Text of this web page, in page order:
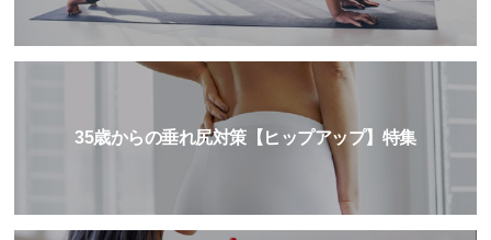
35歳からの垂れ尻対策【ヒップアップ】特集